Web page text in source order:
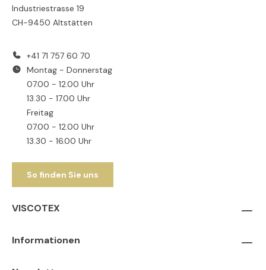
Industriestrasse 19
CH-9450 Altstätten
+41 71 757 60 70
Montag - Donnerstag
07.00 - 12.00 Uhr
13.30 - 17.00 Uhr
Freitag
07.00 - 12.00 Uhr
13.30 - 16.00 Uhr
So finden Sie uns
VISCOTEX
Informationen